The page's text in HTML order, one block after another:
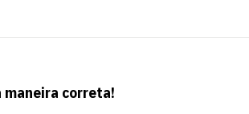
maneira correta!